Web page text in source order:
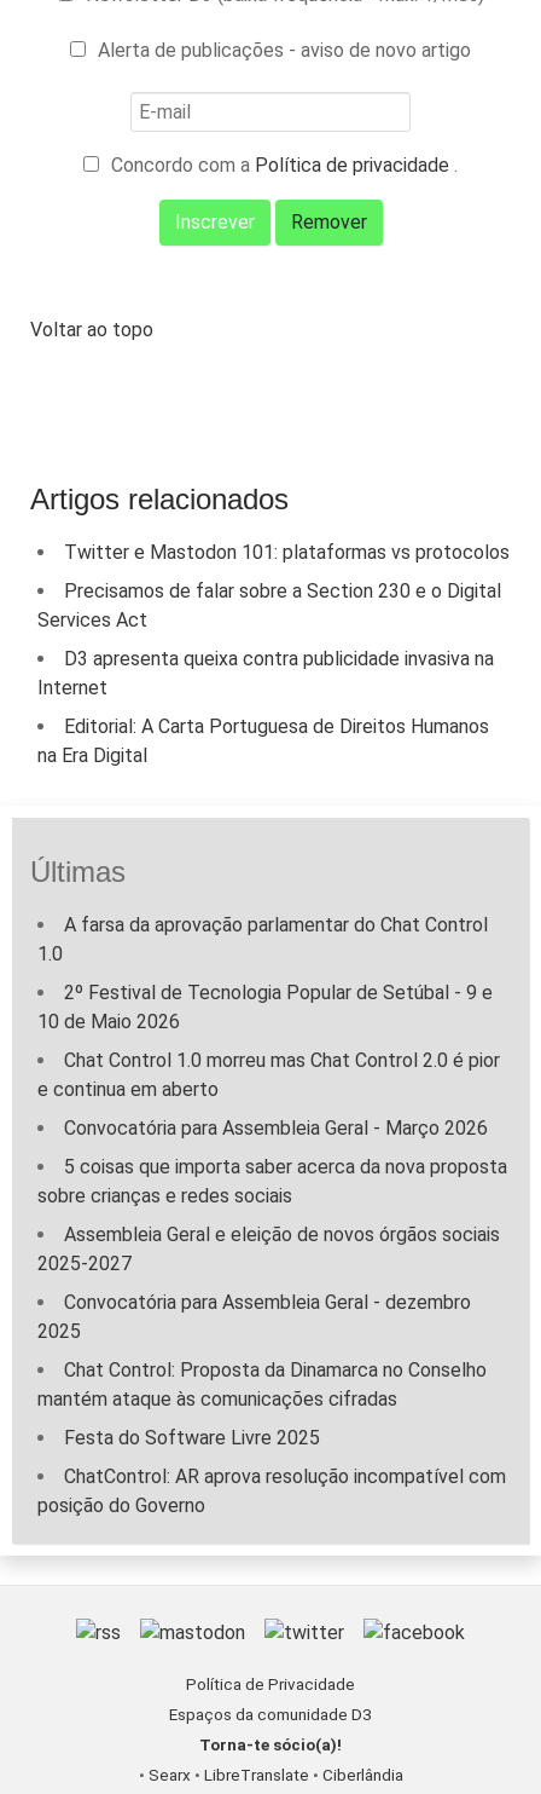
Alerta de publicações - aviso de novo artigo
Concordo com a Política de privacidade .
Voltar ao topo
Artigos relacionados
Twitter e Mastodon 101: plataformas vs protocolos
Precisamos de falar sobre a Section 230 e o Digital
Services Act
D3 apresenta queixa contra publicidade invasiva na
Internet
Editorial: A Carta Portuguesa de Direitos Humanos
na Era Digital
Últimas
A farsa da aprovação parlamentar do Chat Control
1.0
2º Festival de Tecnologia Popular de Setúbal - 9 e
10 de Maio 2026
Chat Control 1.0 morreu mas Chat Control 2.0 é pior
e continua em aberto
Convocatória para Assembleia Geral - Março 2026
5 coisas que importa saber acerca da nova proposta
sobre crianças e redes sociais
Assembleia Geral e eleição de novos órgãos sociais
2025-2027
Convocatória para Assembleia Geral - dezembro
2025
Chat Control: Proposta da Dinamarca no Conselho
mantém ataque às comunicações cifradas
Festa do Software Livre 2025
ChatControl: AR aprova resolução incompatível com
posição do Governo
Política de Privacidade
Espaços da comunidade D3
Torna-te sócio(a)!
• Searx • LibreTranslate • Ciberlândia